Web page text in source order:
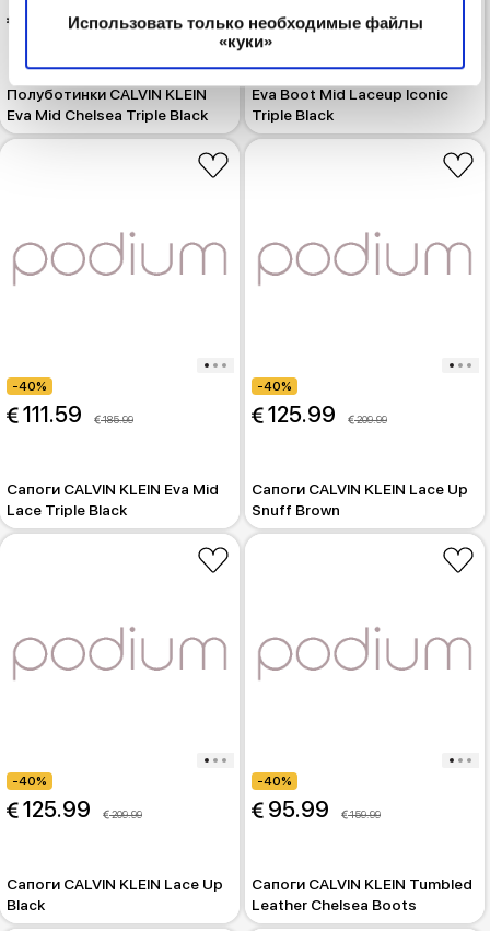
Использовать только необходимые файлы
«куки»
95.00 159.99
Полуботинки CALVIN KLEIN
Eva Mid Chelsea Triple Black
Полуботинки CALVIN KLEIN
Eva Boot Mid Laceup Iconic
Triple Black
-40%
111.59 185.99
Сапоги CALVIN KLEIN Eva Mid
Lace Triple Black
-40%
125.99 209.99
Сапоги CALVIN KLEIN Lace Up
Snuff Brown
-40%
125.99 209.99
Сапоги CALVIN KLEIN Lace Up
Black
-40%
95.99 159.99
Сапоги CALVIN KLEIN Tumbled
Leather Chelsea Boots